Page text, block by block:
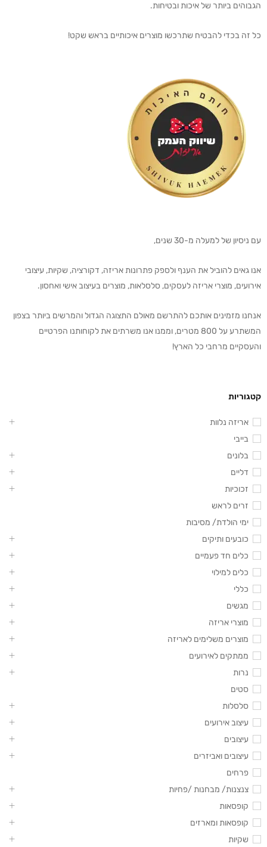
הגבוהים ביותר של איכות ובטיחות.
כל זה בכדי להבטיח שתרכשו מוצרים איכותיים בראש שקט!
עם ניסיון של למעלה מ-30 שנים,
אנו גאים להוביל את הענף ולספק פתרונות אריזה, דקורציה, שקיות, עיצובי
אירועים, מוצרי אריזה לעסקים, סלסלאות, מוצרים בעיצוב אישי ואחסון.
אנחנו מזמינים אותכם להתרשם מאולם התצוגה הגדול והמרשים ביותר בצפון
המשתרע על 800 מטרים, וממנו אנו משרתים את לקוחותנו הפרטיים
והעסקיים מרחבי כל הארץ!
קטגוריות
אריזה נלוות
בייבי
בלונים
דליים
זכוכיות
זרים לראש
ימי הולדת/ מסיבות
כובעים ותיקים
כלים חד פעמיים
כלים למילוי
כללי
מגשים
מוצרי אריזה
מוצרים משלימים לאריזה
ממתקים לאירועים
נרות
סטים
סלסלות
עיצוב אירועים
עיצובים
עיצובים ואביזרים
פרחים
צנצנות/ מבחנות /פחיות
קופסאות
קופסאות ומארזים
שקיות